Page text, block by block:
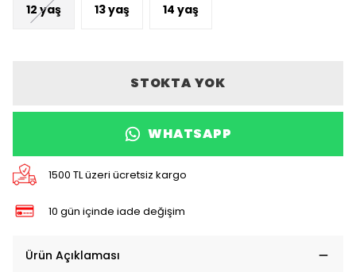
12 yaş 13 yaş 14 yaş
STOKTA YOK
WHATSAPP
1500 TL üzeri ücretsiz kargo
10 gün içinde iade değişim
Ürün Açıklaması